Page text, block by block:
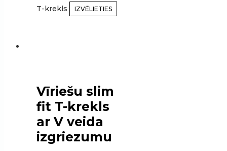
T-krekls IZVĒLIETIES
Vīriešu slim
fit T-krekls
ar V veida
izgriezumu